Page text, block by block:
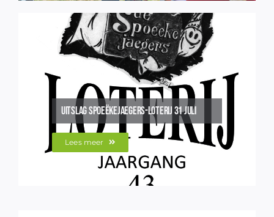
Uitslag Spoeëkejaegers-loterij 31 juli
Lees meer